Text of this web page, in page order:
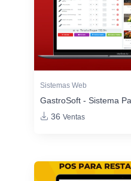
Sistemas Web
GastroSoft - Sistema
36 Ventas